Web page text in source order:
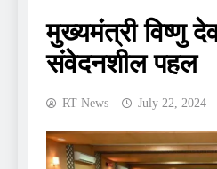
मुख्यमंत्री विष्णु
संवेदनशील पहल
RT News July 22, 2024